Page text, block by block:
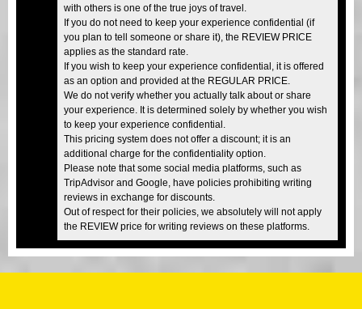
with others is one of the true joys of travel.
If you do not need to keep your experience confidential (if
you plan to tell someone or share it), the REVIEW PRICE
applies as the standard rate.
If you wish to keep your experience confidential, it is offered
as an option and provided at the REGULAR PRICE.
We do not verify whether you actually talk about or share
your experience. It is determined solely by whether you wish
to keep your experience confidential.
This pricing system does not offer a discount; it is an
additional charge for the confidentiality option.
Please note that some social media platforms, such as
TripAdvisor and Google, have policies prohibiting writing
reviews in exchange for discounts.
Out of respect for their policies, we absolutely will not apply
the REVIEW price for writing reviews on these platforms.